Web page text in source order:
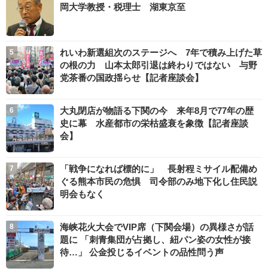
岡大学教授・税理士 湖東京至
れいわ新選組次のステージへ 7年で積み上げた草
の根の力 山本太郎引退は終わりではない 与野
党茶番の国政揺らせ【記者座談会】
大丸閉店が物語る下関の今 来年8月で77年の歴
史に幕 水産都市の栄枯盛衰を象徴【記者座談
会】
「戦争になれば標的に」 長射程ミサイル配備め
ぐる熊本市民の危惧 司令部のみ地下化し住民説
明会もなく
海峡花火大会でVIP席（下関会場）の異様さが話
題に 「刺青集団が占拠し、紐パン姿の女性が接
待…」 公金投じるイベントの品性問う声